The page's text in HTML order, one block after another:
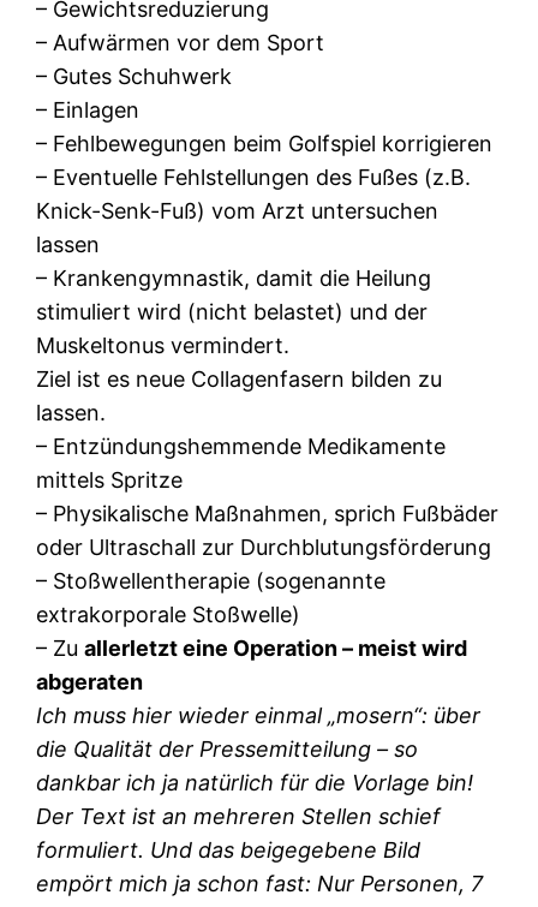
– Gewichtsreduzierung
– Aufwärmen vor dem Sport
– Gutes Schuhwerk
– Einlagen
– Fehlbewegungen beim Golfspiel korrigieren
– Eventuelle Fehlstellungen des Fußes (z.B.
Knick-Senk-Fuß) vom Arzt untersuchen
lassen
– Krankengymnastik, damit die Heilung
stimuliert wird (nicht belastet) und der
Muskeltonus vermindert.
Ziel ist es neue Collagenfasern bilden zu
lassen.
– Entzündungshemmende Medikamente
mittels Spritze
– Physikalische Maßnahmen, sprich Fußbäder
oder Ultraschall zur Durchblutungsförderung
– Stoßwellentherapie (sogenannte
extrakorporale Stoßwelle)
– Zuallerletzt eine Operation – meist wird
abgeraten
Ich muss hier wieder einmal „mosern“: über
die Qualität der Pressemitteilung – so
dankbar ich ja natürlich für die Vorlage bin!
Der Text ist an mehreren Stellen schief
formuliert. Und das beigegebene Bild
empört mich ja schon fast: Nur Personen, 7